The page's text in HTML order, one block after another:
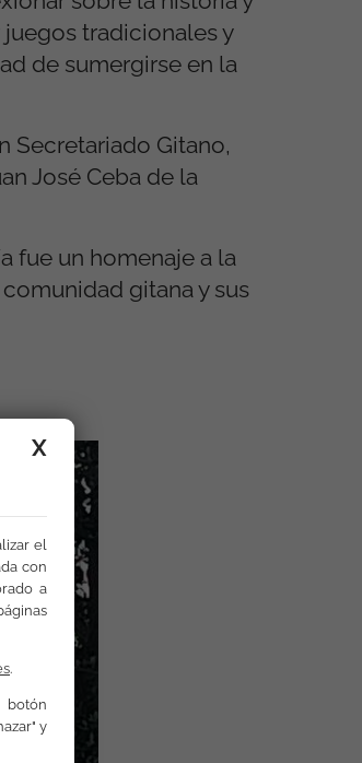
tradicionales y
de sumergirse en la
Secretariado Gitano,
José Ceba de la
fue un homenaje a la
gitana y sus
X
el
con
a
.
botón
y